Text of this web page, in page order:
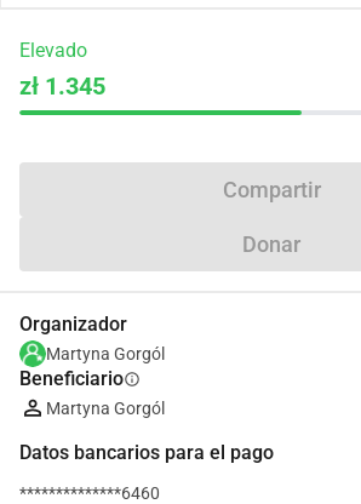
Elevado
zł 1.345
Compartir
Donar
Organizador
Martyna Gorgól
Beneficiarioinfo
Martyna Gorgól
Datos bancarios para el pago
**************6460